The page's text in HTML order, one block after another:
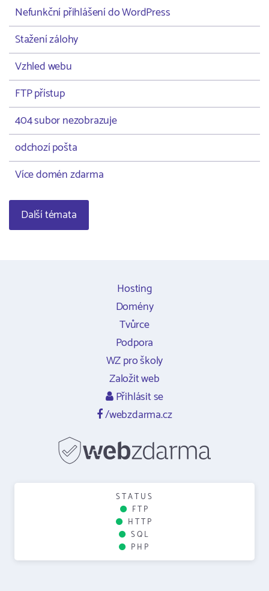
Nefunkční přihlášení do WordPress
Stažení zálohy
Vzhled webu
FTP přístup
404 subor nezobrazuje
odchozí pošta
Více domén zdarma
Další témata
Hosting
Domény
Tvůrce
Podpora
WZ pro školy
Založit web
Přihlásit se
/webzdarma.cz
STATUS
FTP
HTTP
SQL
PHP